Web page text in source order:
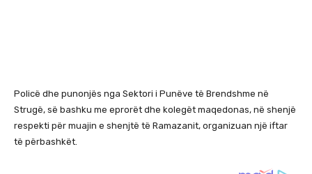
Policë dhe punonjës nga Sektori i Punëve të Brendshme në
Strugë, së bashku me eprorët dhe kolegët maqedonas, në shenjë
respekti për muajin e shenjtë të Ramazanit, organizuan një iftar
të përbashkët.